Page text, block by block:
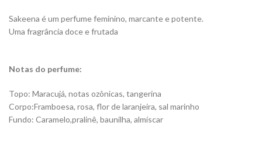
Sakeena é um perfume feminino, marcante e potente.
Uma fragrância doce e frutada
Notas do perfume:
Topo: Maracujá, notas ozônicas, tangerina
Corpo:Framboesa, rosa, flor de laranjeira, sal marinho
Fundo: Caramelo,pralinê, baunilha, almíscar